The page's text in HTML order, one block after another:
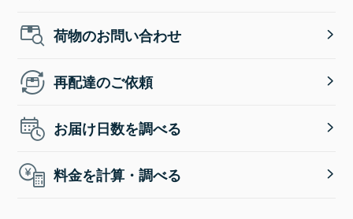
荷物のお問い合わせ
再配達のご依頼
お届け日数を調べる
料金を計算・調べる